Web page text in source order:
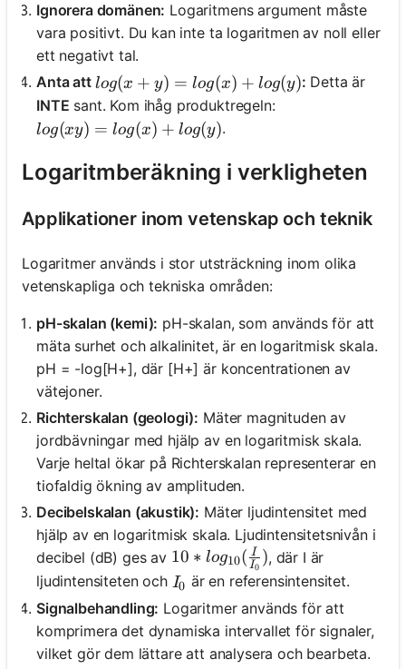
Ignorera domänen: Logaritmens argument måste
vara positivt. Du kan inte ta logaritmen av noll eller
ett negativt tal.
Anta att log(x+y) = log(x) + log(y)
log(x + y) = log(x) + log(y): Detta är
INTE sant. Kom ihåg produktregeln:
log(xy) = log(x) + log(y)
log(xy) = log(x) + log(y).
Logaritmberäkning i verkligheten
Applikationer inom vetenskap och teknik
Logaritmer används i stor utsträckning inom olika
vetenskapliga och tekniska områden:
pH-skalan (kemi): pH-skalan, som används för att
mäta surhet och alkalinitet, är en logaritmisk skala.
pH = -log[H+], där [H+] är koncentrationen av
vätejoner.
Richterskalan (geologi): Mäter magnituden av
jordbävningar med hjälp av en logaritmisk skala.
Varje heltal ökar på Richterskalan representerar en
tiofaldig ökning av amplituden.
Decibelskalan (akustik): Mäter ljudintensitet med
hjälp av en logaritmisk skala. Ljudintensitetsnivån i
decibel (dB) ges av 10 * log_{10}(\frac{I}{I_0})
10 ∗ log10( I0
I ), där I är
ljudintensiteten och I_0
I0 är en referensintensitet.
Signalbehandling: Logaritmer används för att
komprimera det dynamiska intervallet för signaler,
vilket gör dem lättare att analysera och bearbeta.